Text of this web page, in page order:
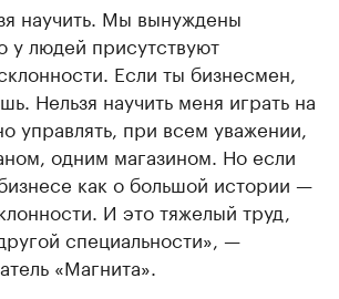
научить. Мы вынуждены
у людей присутствуют
Если ты бизнесмен,
Нельзя научить меня играть на
управлять, при всем уважении,
одним магазином. Но если
как о большой истории —
И это тяжелый труд,
специальности», —
«Магнита».